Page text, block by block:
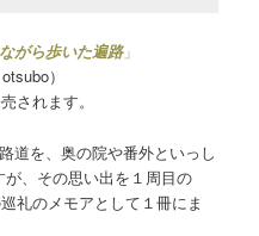
がら歩いた遍路」
）
されます。
道を、奥の院や番外といっし
が、その思い出を１周目の
礼のメモアとして１冊にま